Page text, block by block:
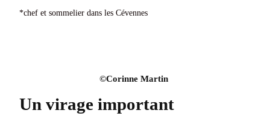
*chef et sommelier dans les Cévennes
©Corinne Martin ​
Un virage important